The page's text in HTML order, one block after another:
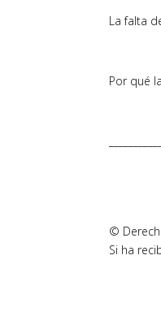
La falta
Por qué
©
Si ha